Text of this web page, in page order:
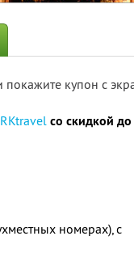
покажите купон с
со скидкой
номерах), с